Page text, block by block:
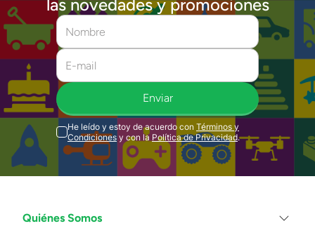
las novedades y promociones
Enviar
He leído y estoy de acuerdo con Términos y
Condiciones y con la Política de Privacidad.
Quiénes Somos